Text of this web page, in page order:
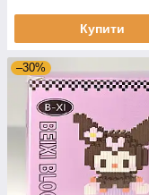
Купити
–30%